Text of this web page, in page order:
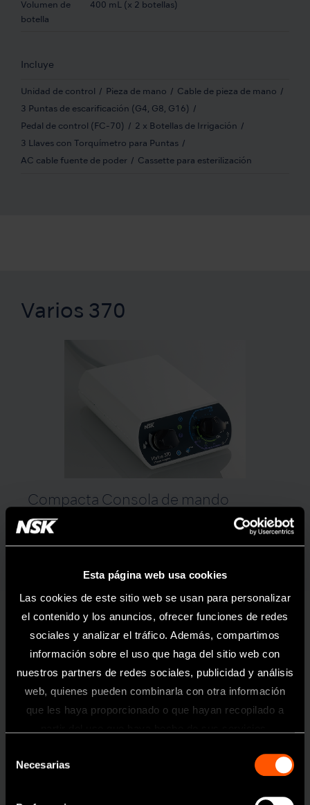
Esta página web usa cookies
Las cookies de este sitio web se usan para personalizar
el contenido y los anuncios, ofrecer funciones de redes
sociales y analizar el tráfico. Además, compartimos
información sobre el uso que haga del sitio web con
nuestros partners de redes sociales, publicidad y análisis
web, quienes pueden combinarla con otra información
que les haya proporcionado o que hayan recopilado a
Necesarias
página web está dirigida exclusivamente
Volumen de
botella
400 mL (x 2 botellas)
Incluye
Unidad de control Pieza de mano Cable de pieza de mano
3 Puntas de escarificación (G4, G8, G16)
Pedal de control (FC-70) 2 x Botellas de Irrigación
3 Llaves con Torquímetro para Puntas
AC cable fuente de poder Cassette para esterilización
Varios 370
Compacta Consola de mando
Multipropósito
Varios 370 ha sido desarrollado especialmente para
permite una fácil instalación en cualquier unidad dental.